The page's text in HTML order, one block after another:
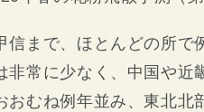
信まで、ほとんどの所で
非常に少なく、中国や近
おむね例年並み、東北